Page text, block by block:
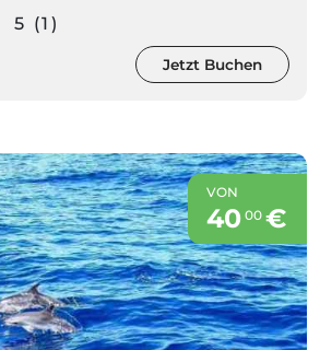
5 (1)
Jetzt Buchen
VON
40 00€